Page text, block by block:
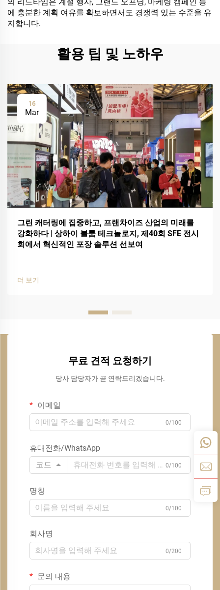
에 충분한 계획 여유를 확보하면서도 경쟁력 있는 수준을 유
지합니다.
활용 팁 및 노하우
16
Mar
그린 캐터링에 집중하고, 프랜차이즈 산업의 미래를
강화하다 | 상하이 볼룸 테크놀로지, 제40회 SFE 전시
회에서 혁신적인 포장 솔루션 선보여
더 보기
무료 견적 요청하기
당사 담당자가 곧 연락드리겠습니다.
이메일
0/100
휴대전화/WhatsApp
코드
0/100
명칭
0/100
회사명
0/200
문의 내용